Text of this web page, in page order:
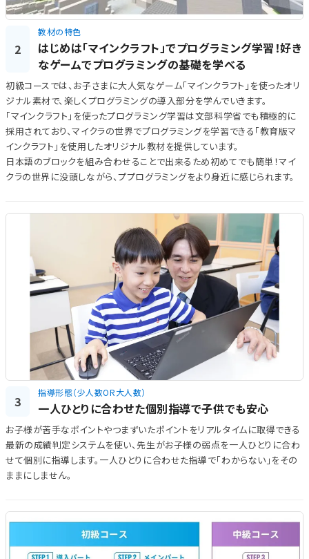
2
教材の特色
はじめは「マインクラフト」でプログラミング学習！好き
なゲームでプログラミングの基礎を学べる
初級コースでは、お子さまに大人気なゲーム「マインクラフト」を使ったオリ
ジナル素材で、楽しくプログラミングの導入部分を学んでいきます。
「マインクラフト」を使ったプログラミング学習は文部科学省でも積極的に
採用されており、マイクラの世界でプログラミングを学習できる「教育版マ
インクラフト」を使用したオリジナル教材を提供しています。
日本語のブロックを組み合わせることで出来るため初めてでも簡単！マイ
クラの世界に没頭しながら、ププログラミングをより身近に感じられます。
3
指導形態（少人数OR大人数）
一人ひとりに合わせた個別指導で子供でも安心
お子様が苦手なポイントやつまずいたポイントをリアルタイムに取得できる
最新の成績判定システムを使い、先生がお子様の弱点を一人ひとりに合わ
せて個別に指導します。一人ひとりに合わせた指導で「わからない」をその
ままにしません。